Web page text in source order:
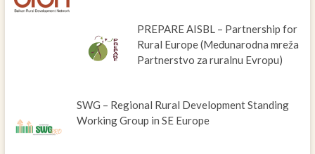
PREPARE AISBL – Partnership for
Rural Europe (Međunarodna mreža
Partnerstvo za ruralnu Evropu)
SWG – Regional Rural Development Standing
Working Group in SE Europe